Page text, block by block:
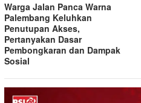
Warga Jalan Panca Warna
Palembang Keluhkan
Penutupan Akses,
Pertanyakan Dasar
Pembongkaran dan Dampak
Sosial